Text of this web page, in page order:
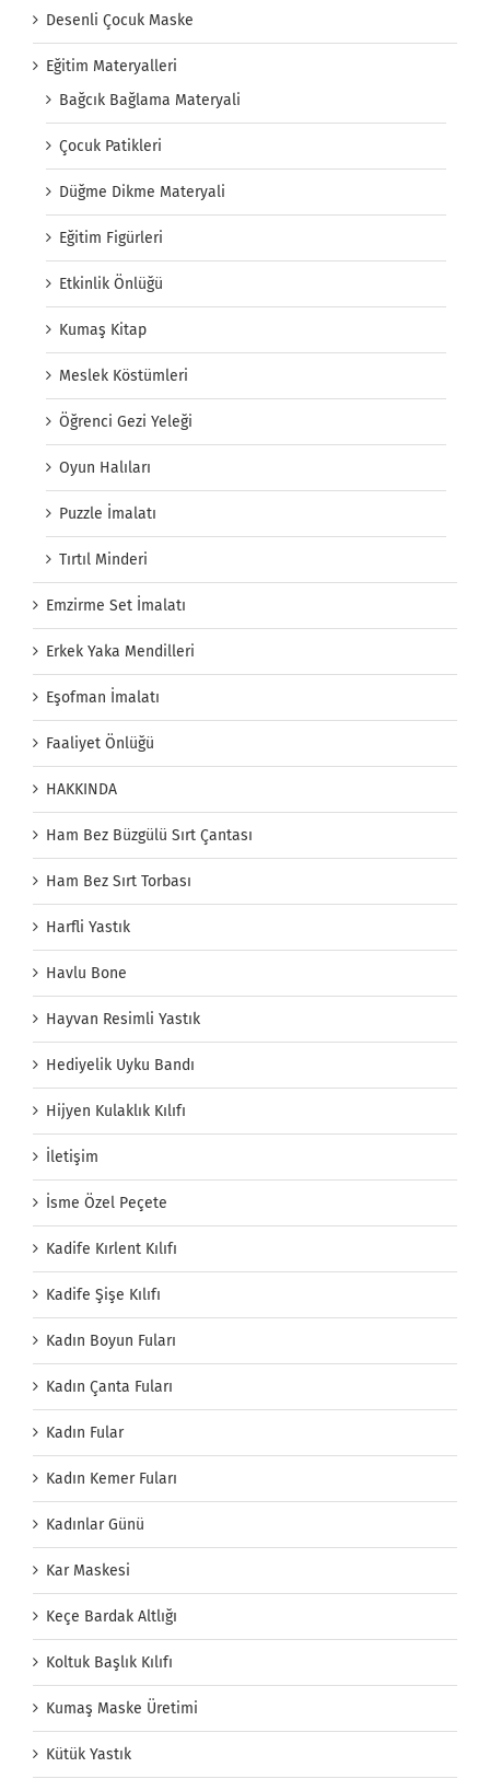
Desenli Çocuk Maske
Eğitim Materyalleri
Bağcık Bağlama Materyali
Çocuk Patikleri
Düğme Dikme Materyali
Eğitim Figürleri
Etkinlik Önlüğü
Kumaş Kitap
Meslek Köstümleri
Öğrenci Gezi Yeleği
Oyun Halıları
Puzzle İmalatı
Tırtıl Minderi
Emzirme Set İmalatı
Erkek Yaka Mendilleri
Eşofman İmalatı
Faaliyet Önlüğü
HAKKINDA
Ham Bez Büzgülü Sırt Çantası
Ham Bez Sırt Torbası
Harfli Yastık
Havlu Bone
Hayvan Resimli Yastık
Hediyelik Uyku Bandı
Hijyen Kulaklık Kılıfı
İletişim
İsme Özel Peçete
Kadife Kırlent Kılıfı
Kadife Şişe Kılıfı
Kadın Boyun Fuları
Kadın Çanta Fuları
Kadın Fular
Kadın Kemer Fuları
Kadınlar Günü
Kar Maskesi
Keçe Bardak Altlığı
Koltuk Başlık Kılıfı
Kumaş Maske Üretimi
Kütük Yastık